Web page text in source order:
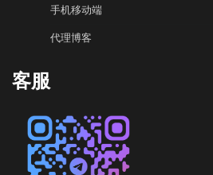
手机移动端
代理博客
客服